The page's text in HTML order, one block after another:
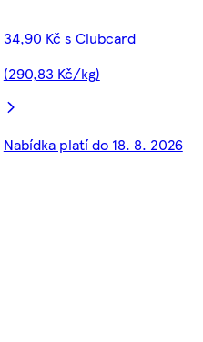
34,90 Kč s Clubcard
(290,83 Kč/kg)
Nabídka platí do 18. 8. 2026